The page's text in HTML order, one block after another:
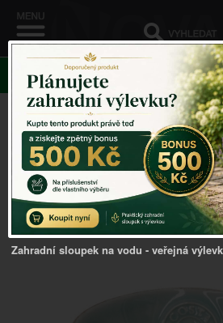
KATEGORIE
Venkovský domov ->COSTA
NOVA 12cm tyrkysová
Zahradní sloupek na vodu - veřejná